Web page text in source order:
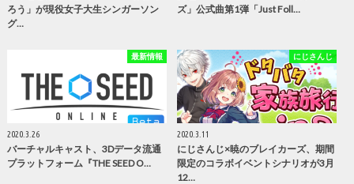
ろう」が現役女子大生シンガーソン
グ…
ズ」公式曲第1弾「Just Foll…
最新情報
2020.3.26
バーチャルキャスト、3Dデータ流通
プラットフォーム『THE SEED O…
にじさんじ
2020.3.11
にじさんじ×暁のブレイカーズ、期間
限定のコラボイベントシナリオが3月
12…